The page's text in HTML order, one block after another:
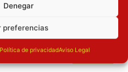
Denegar
preferencias
de privacidadAviso Legal